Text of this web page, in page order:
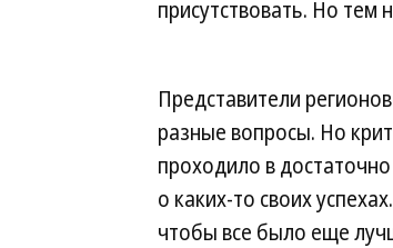
присутствовать. Но тем
Представители
разные вопросы. Но
проходило в
о каких-то своих
чтобы все было еще